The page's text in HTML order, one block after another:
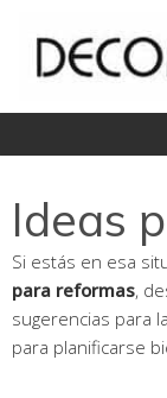
contenido
Ideas
Si estás en esa
para reformas,
sugerencias para
para planificarse